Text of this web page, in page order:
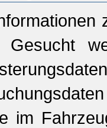
Gesucht
im